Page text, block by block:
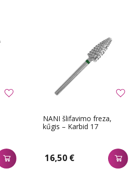
NANI šlifavimo freza,
kűgis – Karbid 17
16,50 €